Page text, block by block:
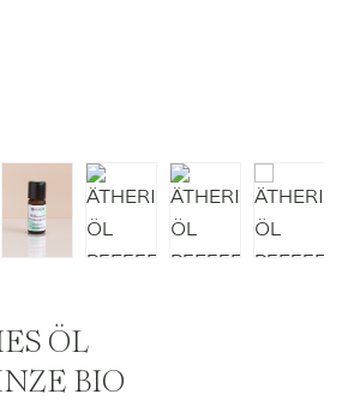
ÖL
BIO